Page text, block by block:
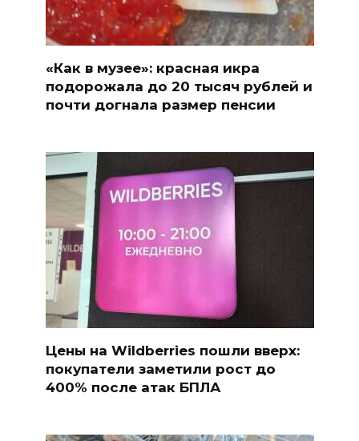
«Как в музее»: красная икра
подорожала до 20 тысяч рублей и
почти догнала размер пенсии
Цены на Wildberries пошли вверх:
покупатели заметили рост до
400% после атак БПЛА